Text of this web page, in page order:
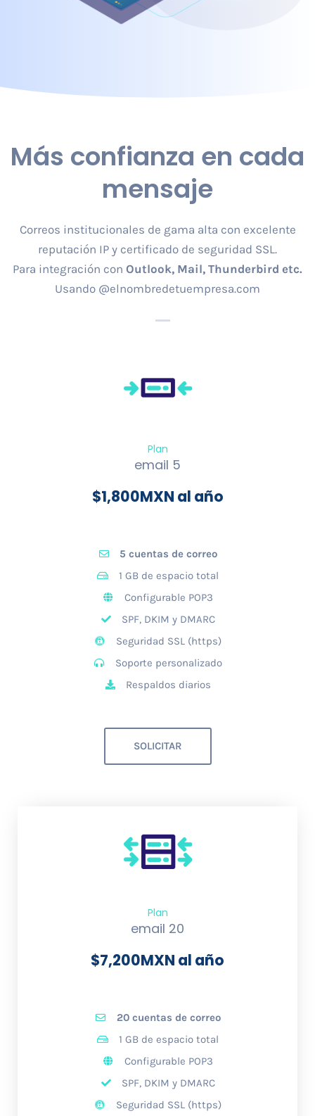
Más confianza en cada
mensaje
Correos institucionales de gama alta con excelente
reputación IP y certificado de seguridad SSL.
Para integración con Outlook, Mail, Thunderbird etc.
Usando @elnombredetuempresa.com
Plan
email 5
$1,800MXN al año
5 cuentas de correo
1 GB de espacio total
Configurable POP3
SPF, DKIM y DMARC
Seguridad SSL (https)
Soporte personalizado
Respaldos diarios
SOLICITAR
Plan
email 20
$7,200MXN al año
20 cuentas de correo
1 GB de espacio total
Configurable POP3
SPF, DKIM y DMARC
Seguridad SSL (https)